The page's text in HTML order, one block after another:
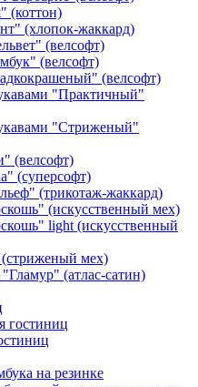
(коттон)
(хлопок-жаккард)
(велсофт)
(велсофт)
(велсофт)
"Практичный"
"Стриженый"
(велсофт)
(суперсофт)
(трикотаж-жаккард)
(искусственный мех)
light (искусственный
мех)
(атлас-сатин)
гостиниц
на резинке